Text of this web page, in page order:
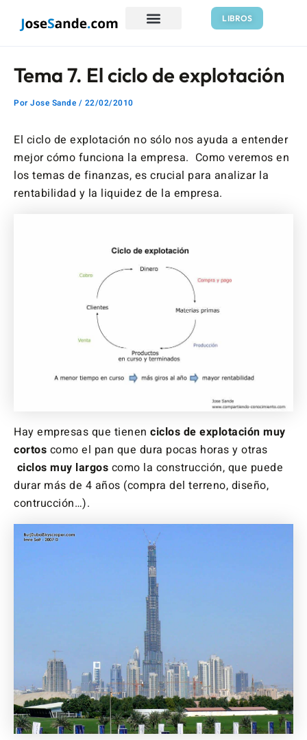
LIBROS
Tema 7. El ciclo de explotación
Por Jose Sande / 22/02/2010
El ciclo de explotación no sólo nos ayuda a entender
mejor cómo funciona la empresa. Como veremos en
los temas de finanzas, es crucial para analizar la
rentabilidad y la liquidez de la empresa.
Hay empresas que tienen ciclos de explotación muy
cortos como el pan que dura pocas horas y otras
ciclos muy largos como la construcción, que puede
durar más de 4 años (compra del terreno, diseño,
contrucción…).
de